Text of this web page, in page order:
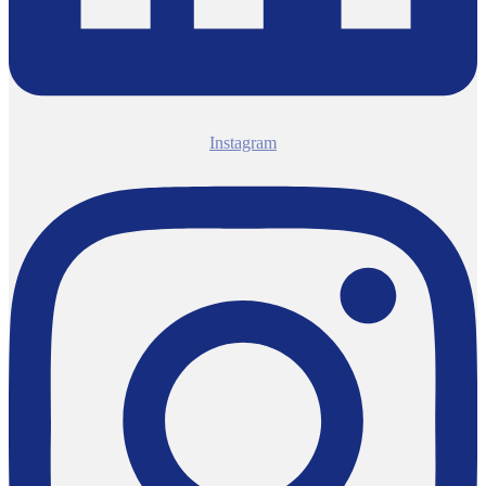
Instagram